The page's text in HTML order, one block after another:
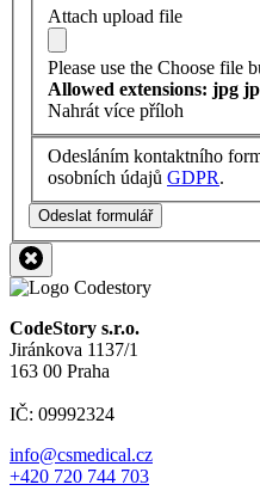
Attach upload file
Please use the Choose file
Allowed extensions: jpg
Nahrát více příloh
Odesláním kontaktního
osobních údajů GDPR.
Odeslat formulář
CodeStory s.r.o.
Jiránkova 1137/1
163 00 Praha
IČ: 09992324
info@csmedical.cz
+420 720 744 703